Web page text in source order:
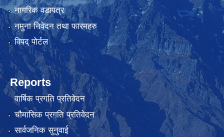
नागरिक वडापत्र
नमुना निवेदन तथा फारमहरु
विपद् पोर्टल
Reports
वार्षिक प्रगति प्रतिवेदन
चौमासिक प्रगति प्रतिवेदन
सार्वजनिक सुनुवाई